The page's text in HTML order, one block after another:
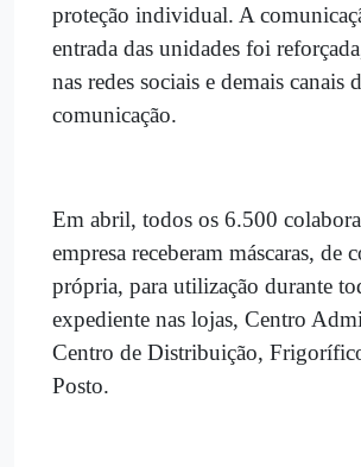
proteção individual. A
entrada das unidades foi
nas redes sociais e demais canais
comunicação.
Em abril, todos os 6.500
empresa receberam máscaras, de
própria, para utilização durante
expediente nas lojas, Centro
Centro de Distribuição,
Posto.